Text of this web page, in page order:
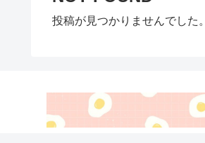
投稿が見つかりませんでした。